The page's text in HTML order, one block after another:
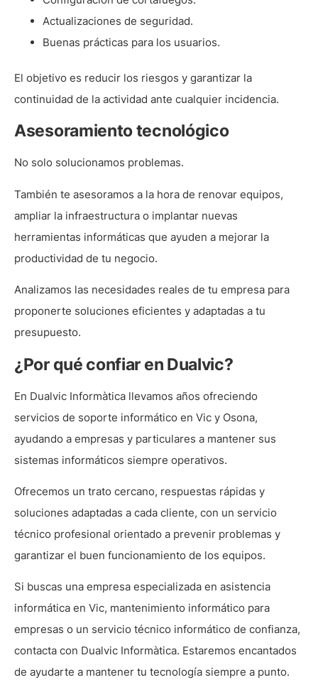
Actualizaciones de seguridad.
Buenas prácticas para los usuarios.
El objetivo es reducir los riesgos y garantizar la
continuidad de la actividad ante cualquier incidencia.
Asesoramiento tecnológico
No solo solucionamos problemas.
También te asesoramos a la hora de renovar equipos,
ampliar la infraestructura o implantar nuevas
herramientas informáticas que ayuden a mejorar la
productividad de tu negocio.
Analizamos las necesidades reales de tu empresa para
proponerte soluciones eficientes y adaptadas a tu
presupuesto.
¿Por qué confiar en Dualvic?
En Dualvic Informàtica llevamos años ofreciendo
servicios de soporte informático en Vic y Osona,
ayudando a empresas y particulares a mantener sus
sistemas informáticos siempre operativos.
Ofrecemos un trato cercano, respuestas rápidas y
soluciones adaptadas a cada cliente, con un servicio
técnico profesional orientado a prevenir problemas y
garantizar el buen funcionamiento de los equipos.
Si buscas una empresa especializada en asistencia
informática en Vic, mantenimiento informático para
empresas o un servicio técnico informático de confianza,
contacta con Dualvic Informàtica. Estaremos encantados
de ayudarte a mantener tu tecnología siempre a punto.